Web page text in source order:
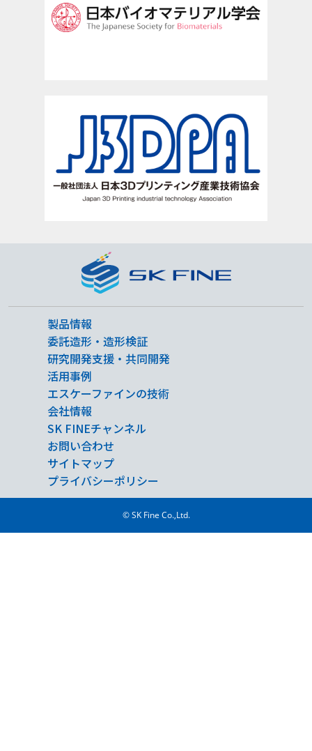
製品情報
委託造形・造形検証
研究開発支援・共同開発
活用事例
エスケーファインの技術
会社情報
SK FINEチャンネル
お問い合わせ
サイトマップ
プライバシーポリシー
© SK Fine Co.,Ltd.